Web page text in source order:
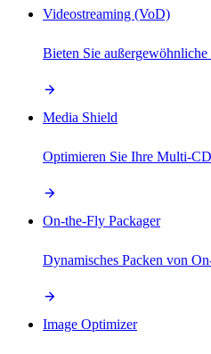
Videostreaming (VoD)
Bieten Sie
Media Shield
Optimieren Sie Ihre Multi-
On-the-Fly Packager
Dynamisches Packen von
Image Optimizer